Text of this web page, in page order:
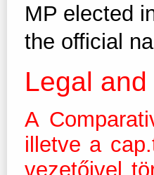
MP elected
the official
Legal
A
illetve a
vezetőivel